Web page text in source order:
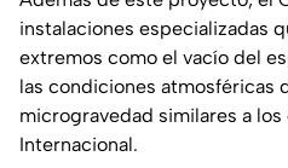
instalaciones especializadas
extremos como el vacío del
las condiciones atmosféricas
microgravedad similares a
Internacional.